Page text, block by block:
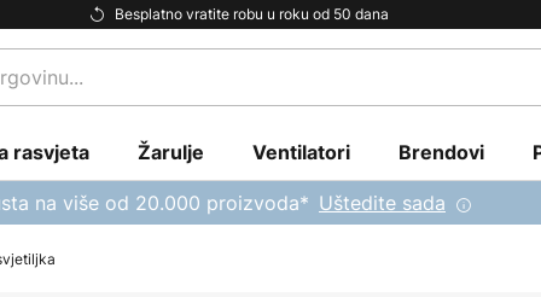
Besplatno vratite robu u roku od 50 dana
rasvjeta Žarulje Ventilatori Brendovi
na više od 20.000 proizvoda* Uštedite sada